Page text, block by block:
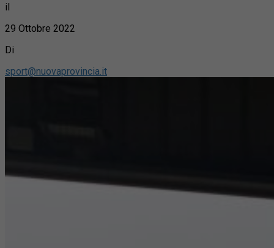
il
29 Ottobre 2022
Di
sport@nuovaprovincia.it